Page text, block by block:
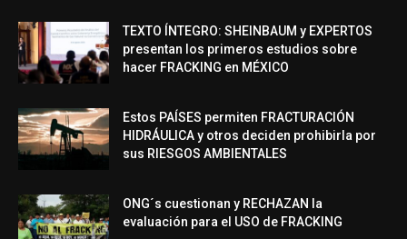
TEXTO ÍNTEGRO: SHEINBAUM y EXPERTOS
presentan los primeros estudios sobre
hacer FRACKING en MÉXICO
Estos PAÍSES permiten FRACTURACIÓN
HIDRÁULICA y otros deciden prohibirla por
sus RIESGOS AMBIENTALES
ONG´s cuestionan y RECHAZAN la
evaluación para el USO de FRACKING